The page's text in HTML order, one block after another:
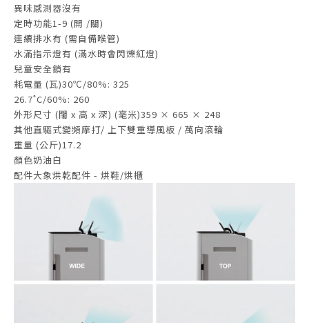
異味感測器沒有
定時功能1-9 (開 /關)
連續排水有 (需自備喉管)
水滿指示燈有 (滿水時會閃爍紅燈)
兒童安全鎖有
耗電量 (瓦)30℃/80%: 325
26.7˚C/60%: 260
外形尺寸 (闊 x 高 x 深) (毫米)359 × 665 × 248
其他直驅式變頻摩打/ 上下雙重導風板 / 萬向滾輪
重量 (公斤)17.2
顏色奶油白
配件大象烘乾配件 - 烘鞋/烘櫃